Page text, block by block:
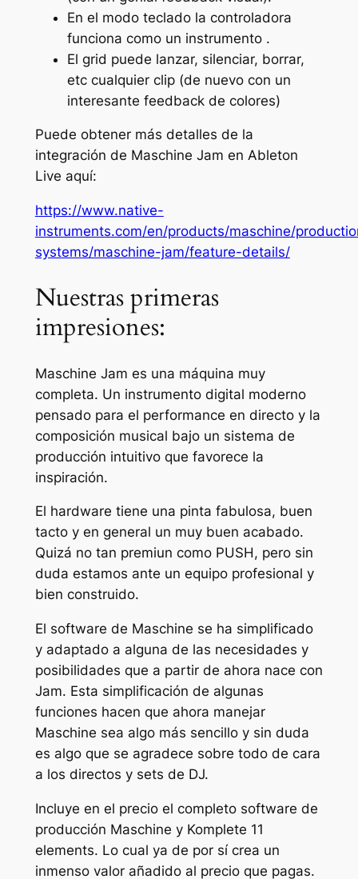
En el modo teclado la controladora
funciona como un instrumento .
El grid puede lanzar, silenciar, borrar,
etc cualquier clip (de nuevo con un
interesante feedback de colores)
Puede obtener más detalles de la
integración de Maschine Jam en Ableton
Live aquí:
https://www.native-
instruments.com/en/products/maschine/
systems/maschine-jam/feature-details/
Nuestras primeras
impresiones:
Maschine Jam es una máquina muy
completa. Un instrumento digital moderno
pensado para el performance en directo y la
composición musical bajo un sistema de
producción intuitivo que favorece la
inspiración.
El hardware tiene una pinta fabulosa, buen
tacto y en general un muy buen acabado.
Quizá no tan premiun como PUSH, pero sin
duda estamos ante un equipo profesional y
bien construido.
El software de Maschine se ha simplificado
y adaptado a alguna de las necesidades y
posibilidades que a partir de ahora nace con
Jam. Esta simplificación de algunas
funciones hacen que ahora manejar
Maschine sea algo más sencillo y sin duda
es algo que se agradece sobre todo de cara
a los directos y sets de DJ.
Incluye en el precio el completo software de
producción Maschine y Komplete 11
elements. Lo cual ya de por sí crea un
inmenso valor añadido al precio que pagas.